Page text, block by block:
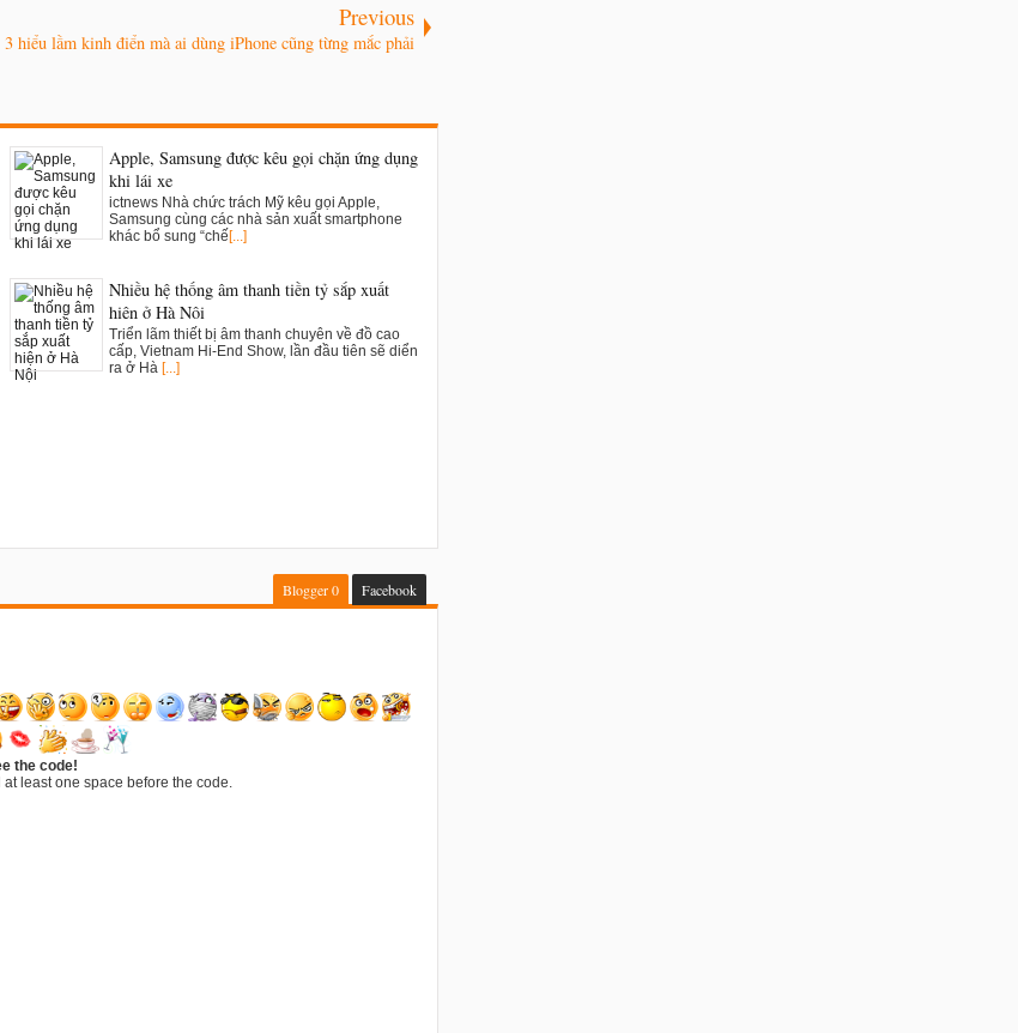
Previous
3 hiểu lầm kinh điển mà ai dùng iPhone cũng từng mắc phải
Apple, Samsung được kêu gọi chặn ứng dụng
khi lái xe
ictnews Nhà chức trách Mỹ kêu gọi Apple,
Samsung cùng các nhà sản xuất smartphone
khác bổ sung “chế [...]
Nhiều hệ thống âm thanh tiền tỷ sắp xuất
hiện ở Hà Nội
Triển lãm thiết bị âm thanh chuyên về đồ cao
cấp, Vietnam Hi-End Show, lần đầu tiên sẽ diển
ra ở Hà [...]
Blogger0 Facebook
the code!
least one space before the code.